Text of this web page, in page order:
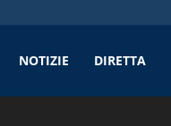
NOTIZIE DIRETTA